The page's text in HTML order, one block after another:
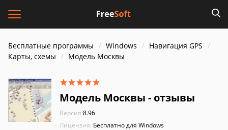
Бесплатные программы Windows
Навигация GPS
Карты, схемы
Модель Москвы
Модель Москвы - отзывы
Версия:8.96
Лицензия: Бесплатно для Windows